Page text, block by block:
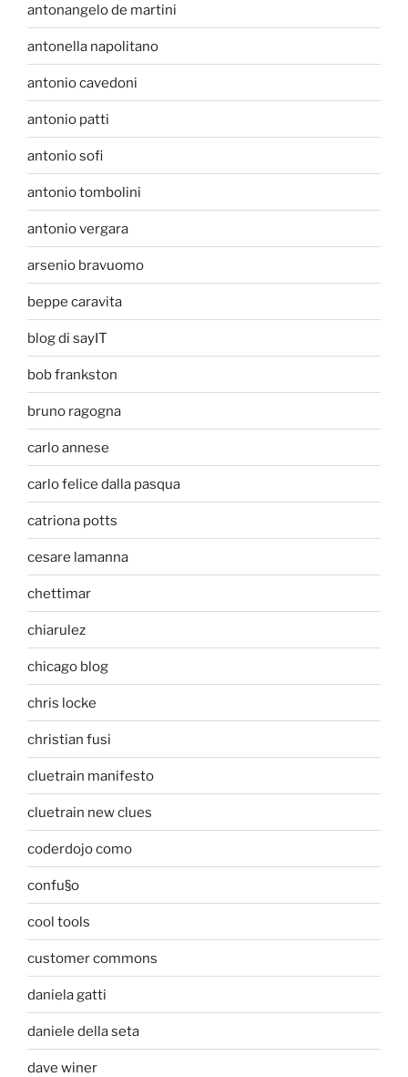
antonangelo de martini
antonella napolitano
antonio cavedoni
antonio patti
antonio sofi
antonio tombolini
antonio vergara
arsenio bravuomo
beppe caravita
blog di sayIT
bob frankston
bruno ragogna
carlo annese
carlo felice dalla pasqua
catriona potts
cesare lamanna
chettimar
chiarulez
chicago blog
chris locke
christian fusi
cluetrain manifesto
cluetrain new clues
coderdojo como
confu§o
cool tools
customer commons
daniela gatti
daniele della seta
dave winer